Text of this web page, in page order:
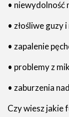
• niewydolność
• złośliwe guzy
• zapalenie
• problemy z
• zaburzenia
Czy wiesz jakie